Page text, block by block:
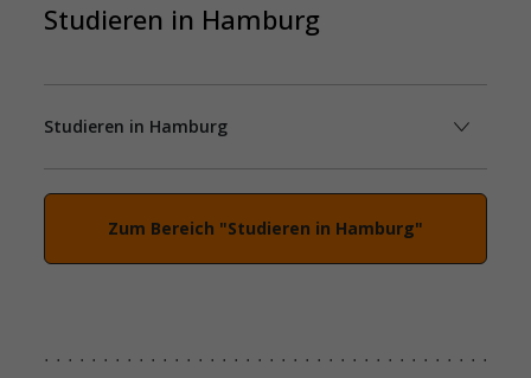
Studieren in Hamburg
Studieren in Hamburg
Zum Bereich "Studieren in Hamburg"